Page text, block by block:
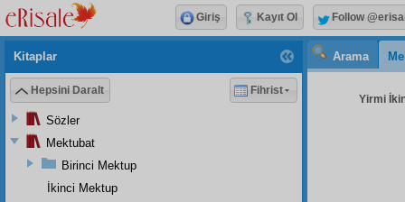
Arama
Yirmi
Kitaplar
Hepsini Daralt Fihrist
Sözler
Mektubat
Birinci Mektup
İkinci Mektup
Giriş Kayıt Ol Follow